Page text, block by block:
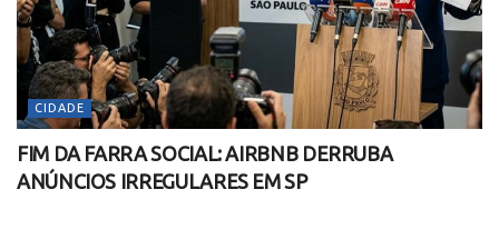
CIDADE
FIM DA FARRA SOCIAL: AIRBNB DERRUBA
ANÚNCIOS IRREGULARES EM SP